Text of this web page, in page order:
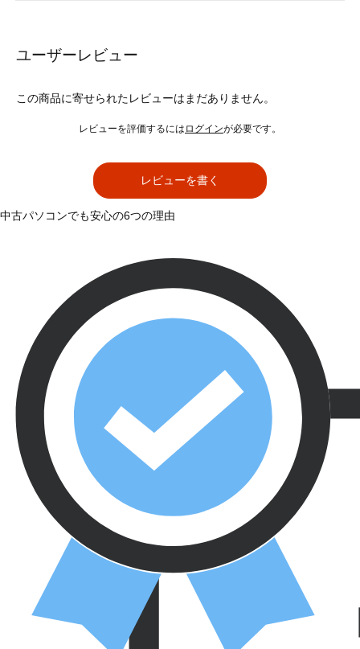
ユーザーレビュー
この商品に寄せられたレビューはまだありません。
レビューを評価するには ログインが必要です。
レビューを書く
中古パソコンでも安心の6つの理由